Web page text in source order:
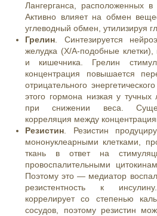
Лангерганса, расположенных
Активно влияет на обмен
углеводный обмен, утилизируя
Грелин. Синтезируется
желудка (X/A-подобные клетки),
и кишечника. Грелин
концентрация повышается
отрицательного
этого гормона низкая у
при снижении веса.
корреляция между
Резистин. Резистин
мононуклеарными клетками,
ткань в ответ на
провоспалительными
Поэтому это — медиатор
резистентность к
коррелирует со степенью
сосудов, поэтому резистин